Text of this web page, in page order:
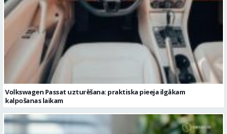
Volkswagen Passat uzturēšana: praktiska pieeja ilgākam
kalpošanas laikam